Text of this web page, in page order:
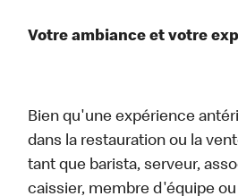
Votre ambiance et votre
Bien qu'une expérience
dans la restauration ou la
tant que barista, serveur,
caissier, membre d'équipe